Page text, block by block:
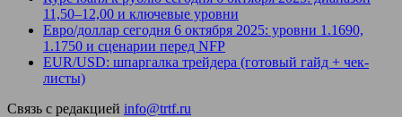
11,50–12,00 и ключевые уровни
Евро/доллар сегодня 6 октября 2025: уровни 1.1690,
1.1750 и сценарии перед NFP
EUR/USD: шпаргалка трейдера (готовый гайд + чек-
листы)
Связь с редакцией info@trtf.ru